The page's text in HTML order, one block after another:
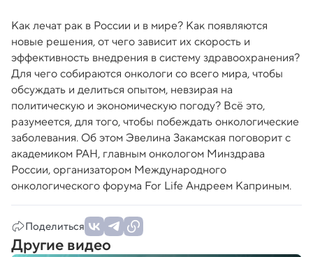
Как лечат рак в России и в мире? Как появляются
новые решения, от чего зависит их скорость и
эффективность внедрения в систему здравоохранения?
Для чего собираются онкологи со всего мира, чтобы
обсуждать и делиться опытом, невзирая на
политическую и экономическую погоду? Всё это,
разумеется, для того, чтобы побеждать онкологические
заболевания. Об этом Эвелина Закамская поговорит с
академиком РАН, главным онкологом Минздрава
России, организатором Международного
онкологического форума For Life Андреем Каприным.
Поделиться
Другие видео